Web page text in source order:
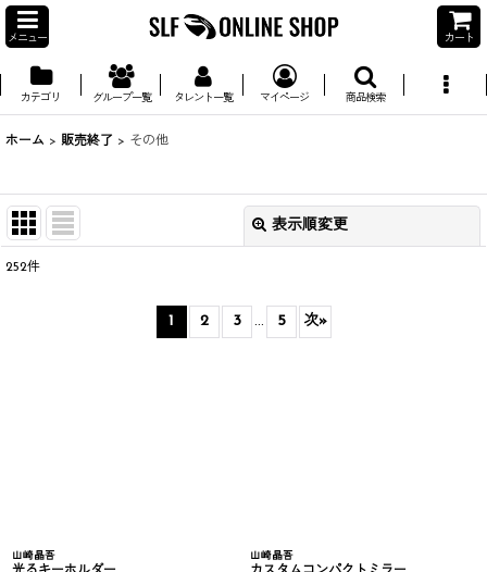
メニュー カート
カテゴリ グループ一覧 タレント一覧 マイページ 商品検索
ホーム > 販売終了 > その他
表示順変更
252件
1 2 3 ... 5 次»
山崎晶吾 山崎晶吾